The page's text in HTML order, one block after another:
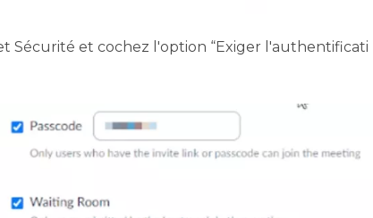
Sécurité et cochez l'option “Exiger l'authentificati